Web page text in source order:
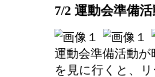
7/2 運動会準備
運動会準備活動
を見に行くと、